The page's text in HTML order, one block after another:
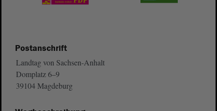
Postanschrift
Landtag von Sachsen-Anhalt
Domplatz 6–9
39104 Magdeburg